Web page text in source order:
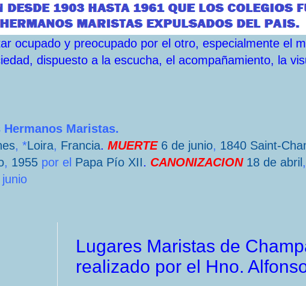
ocupado y preocupado por el otro, especialmente el
dispuesto a la escucha, el acompañamiento, la
Maristas.
, *Loira, Francia. MUERTE 6 de junio, 1840 Saint-
, 1955 por el Papa Pío XII. CANONIZACION 18 de abril ,
Lugares Maristas de
realizado por el Hno.